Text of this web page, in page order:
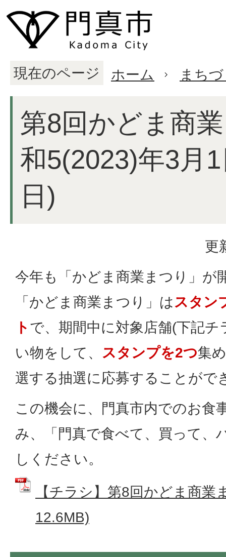
現在のページ ホーム まち
第8回かどま商
和5(2023)年3月
日)
更
今年も「かどま商業まつり」が
「かどま商業まつり」はスタン
ト で、期間中に対象店舗(下記
い物をして、 スタンプを2つ集
選する抽選に応募することがで
この機会に、門真市内でのお食
み、「門真で食べて、買って、
しください。
【チラシ】第8回かどま商
12.6MB)